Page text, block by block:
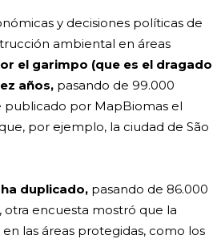
y decisiones políticas de
ambiental en áreas
el garimpo (que es el dragado
años, pasando de 99.000
publicado por MapBiomas el
por ejemplo, la ciudad de São
duplicado, pasando de 86.000
otra encuesta mostró que la
las áreas protegidas, como los